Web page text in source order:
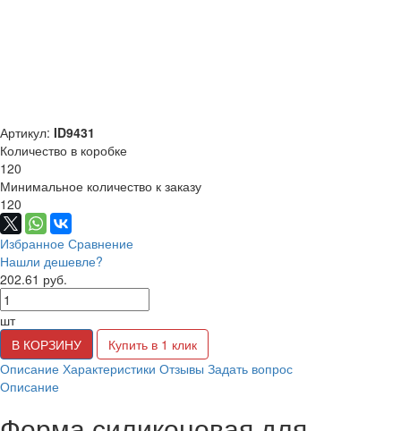
Артикул: ID9431
Количество в коробке
120
Минимальное количество к заказу
120
Избранное Сравнение
Нашли дешевле?
202.61 руб.
шт
В КОРЗИНУ
Купить в 1 клик
Описание Характеристики Отзывы Задать вопрос
Описание